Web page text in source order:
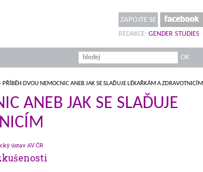
ZAPOJTE SE
REDAKCE: GENDER STUDIES
PŘÍBĚH DVOU NEMOCNIC ANEB JAK SE SLAĎUJE LÉKAŘKÁM A ZDRAVOTNICÍM
ANEB JAK SE SLAĎUJE
ústav AV ČR